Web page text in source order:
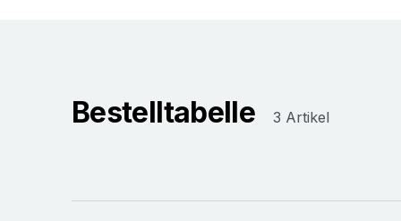
Bestelltabelle 3 Artikel